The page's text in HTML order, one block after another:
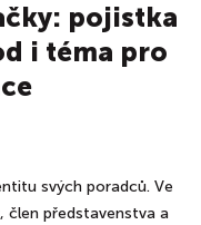
pojistka
i téma pro
svých poradců. Ve
představenstva a